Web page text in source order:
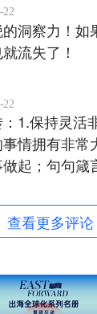
22
洞察力！如
流失了！
22
1.保持灵活
情拥有非常
起；句句箴
查看更多评论